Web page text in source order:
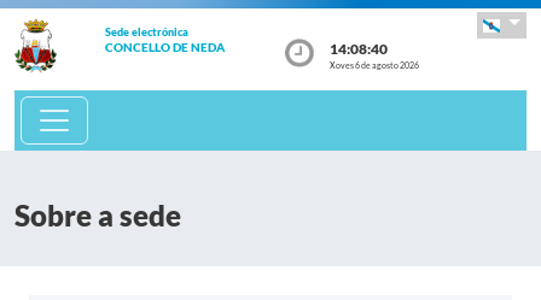
Sede electrónica
CONCELLO DE NEDA 14:08:40
Xoves 6 de agosto 2026
Sobre a sede